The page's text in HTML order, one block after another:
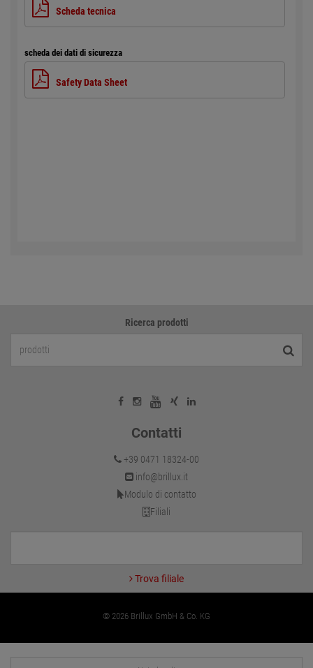
Scheda tecnica
scheda dei dati di sicurezza
Safety Data Sheet
Ricerca prodotti
Contatti
+39 0471 18324-00
info@brillux.it
Modulo di contatto
Filiali
Trova filiale
© 2026 Brillux GmbH & Co. KG